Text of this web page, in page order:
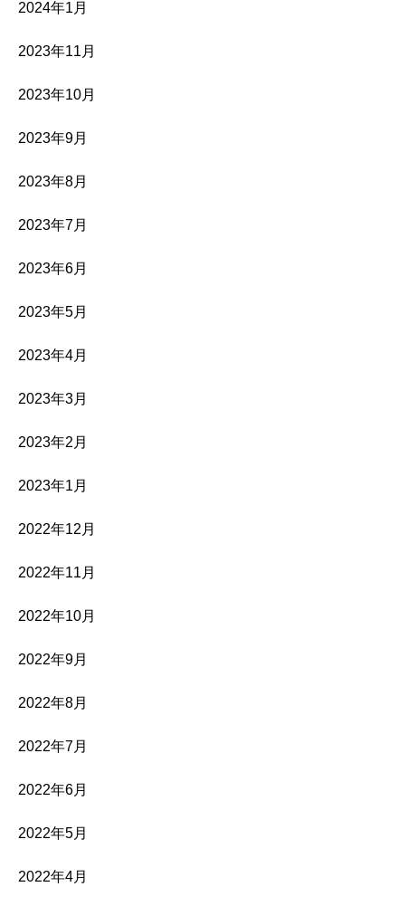
2024年1月
2023年11月
2023年10月
2023年9月
2023年8月
2023年7月
2023年6月
2023年5月
2023年4月
2023年3月
2023年2月
2023年1月
2022年12月
2022年11月
2022年10月
2022年9月
2022年8月
2022年7月
2022年6月
2022年5月
2022年4月